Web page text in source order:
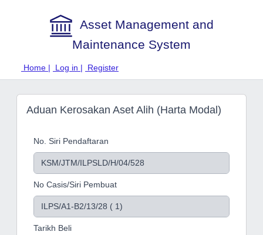
Asset Management and
Maintenance System
Home | Log in | Register
Aduan Kerosakan Aset Alih (Harta Modal)
No. Siri Pendaftaran
No Casis/Siri Pembuat
Tarikh Beli